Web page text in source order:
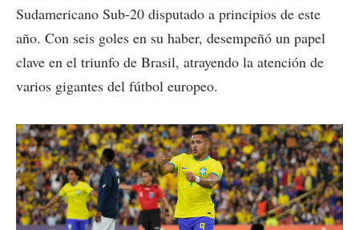
Sudamericano Sub-20 disputado a principios de este
año. Con seis goles en su haber, desempeñó un papel
clave en el triunfo de Brasil, atrayendo la atención de
varios gigantes del fútbol europeo.